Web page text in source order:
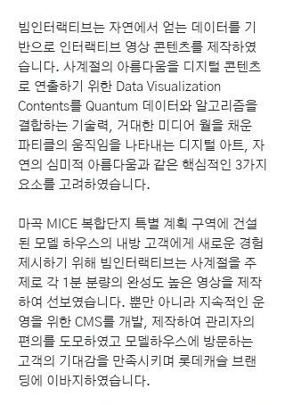
빔인터랙티브는 자연에서 얻는 데이터를 기
반으로 인터랙티브 영상 콘텐츠를 제작하였
습니다. 사계절의 아름다움을 디지털 콘텐츠
로 연출하기 위한 Data Visualization
Contents를 Quantum 데이터와 알고리즘을
결합하는 기술력, 거대한 미디어 월을 채운
파티클의 움직임을 나타내는 디지털 아트, 자
연의 심미적 아름다움과 같은 핵심적인 3가지
요소를 고려하였습니다.
마곡 MICE 복합단지 특별 계획 구역에 건설
된 모델 하우스의 내방 고객에게 새로운 경험
제시하기 위해 빔인터랙티브는 사계절을 주
제로 각 1분 분량의 완성도 높은 영상을 제작
하여 선보였습니다. 뿐만 아니라 지속적인 운
영을 위한 CMS를 개발, 제작하여 관리자의
편의를 도모하였고 모델하우스에 방문하는
고객의 기대감을 만족시키며 롯데캐슬 브랜
딩에 이바지하였습니다.